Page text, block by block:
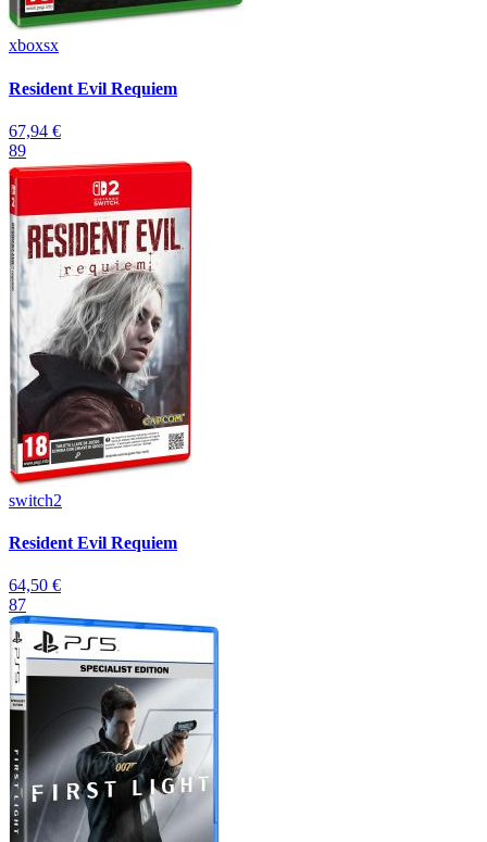
xboxsx
Resident Evil Requiem
67,94 €
89
switch2
Resident Evil Requiem
64,50 €
87